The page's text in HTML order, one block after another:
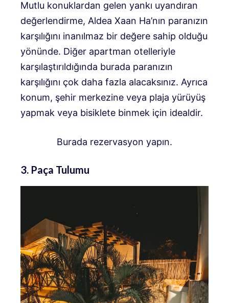
Mutlu konuklardan gelen yankı uyandıran
değerlendirme, Aldea Xaan Ha’nın paranızın
karşılığını inanılmaz bir değere sahip olduğu
yönünde. Diğer apartman otelleriyle
karşılaştırıldığında burada paranızın
karşılığını çok daha fazla alacaksınız. Ayrıca
konum, şehir merkezine veya plaja yürüyüş
yapmak veya bisiklete binmek için idealdir.
Burada rezervasyon yapın.
3. Paça Tulumu